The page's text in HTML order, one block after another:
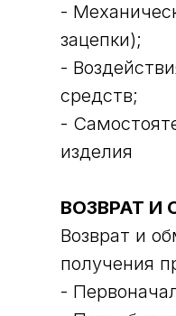
-
зацепки);
-
средств;
-
изделия
ВОЗВРАТ И
Возврат и
получения
-